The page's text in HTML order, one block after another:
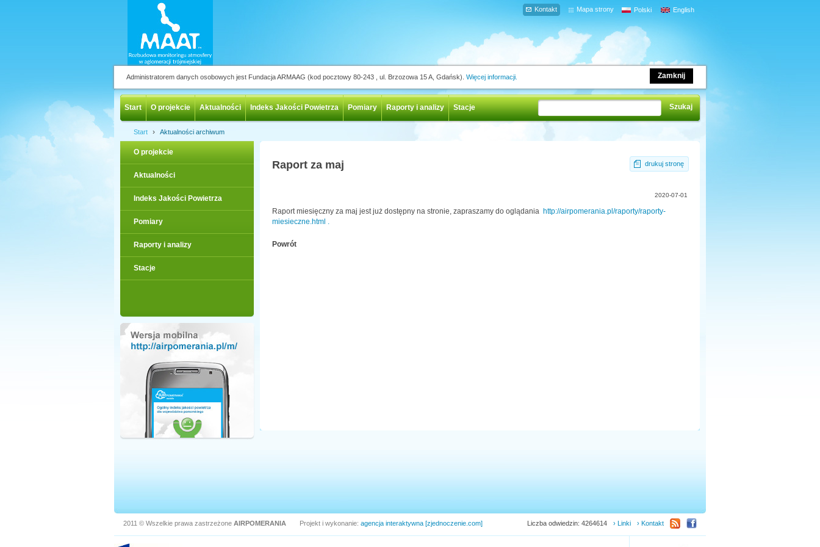
Zamknij
Administratorem danych osobowych jest Fundacja ARMAAG (kod pocztowy 80-243 , ul. Brzozowa 15 A, Gdańsk). Więcej informacji.
Mapa strony
Kontakt Polski English
Start O projekcie Aktualności Indeks Jakości Powietrza Pomiary Raporty i analizy Stacje
Start › Aktualności archiwum
O projekcie
Aktualności
Indeks Jakości Powietrza
Pomiary
Raporty i analizy
Stacje
drukuj stronę
Raport za maj
2020-07-01
Raport miesięczny za maj jest już dostępny na stronie, zapraszamy do oglądania http://airpomerania.pl/raporty/raporty-
miesieczne.html .
Powrót
2011 © Wszelkie prawa zastrzeżone AIRPOMERANIA Projekt i wykonanie: agencja interaktywna [zjednoczenie.com] › Kontakt
› Linki
Liczba odwiedzin: 4264614